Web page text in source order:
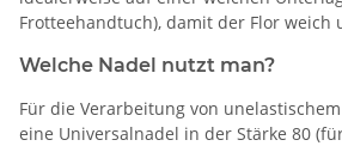
Frotteehandtuch), damit der Flor weich
Welche Nadel nutzt man?
Für die Verarbeitung von
eine Universalnadel in der Stärke 80